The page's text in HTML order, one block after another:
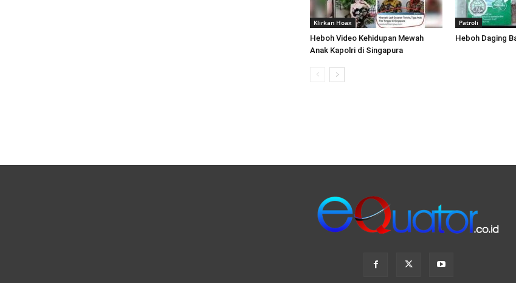
Klirkan Hoax
Heboh Video Kehidupan Mewah
Anak Kapolri di Singapura
Patroli
Heboh Daging